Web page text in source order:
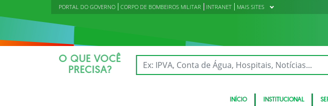
PORTAL DO GOVERNO CORPO DE BOMBEIROS MILITAR INTRANET MAIS SITES
O QUE VOCÊ
PRECISA?
INÍCIO INSTITUCIONAL